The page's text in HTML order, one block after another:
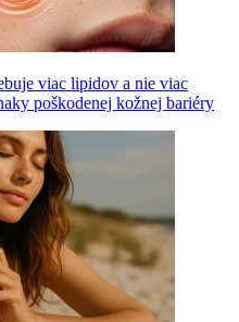
viac lipidov a nie viac
poškodenej kožnej bariéry